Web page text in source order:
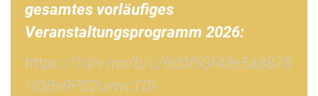
gesamtes vorläufiges
Veranstaltungsprogramm 2026:
https://1drv.ms/b/c/8d0f53f48e5a8878
/IQBx9PS2uvwcTIS-